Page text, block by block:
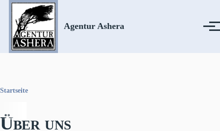
Direkt zum Inhalt
Agentur Ashera Menü
Startseite
Über uns